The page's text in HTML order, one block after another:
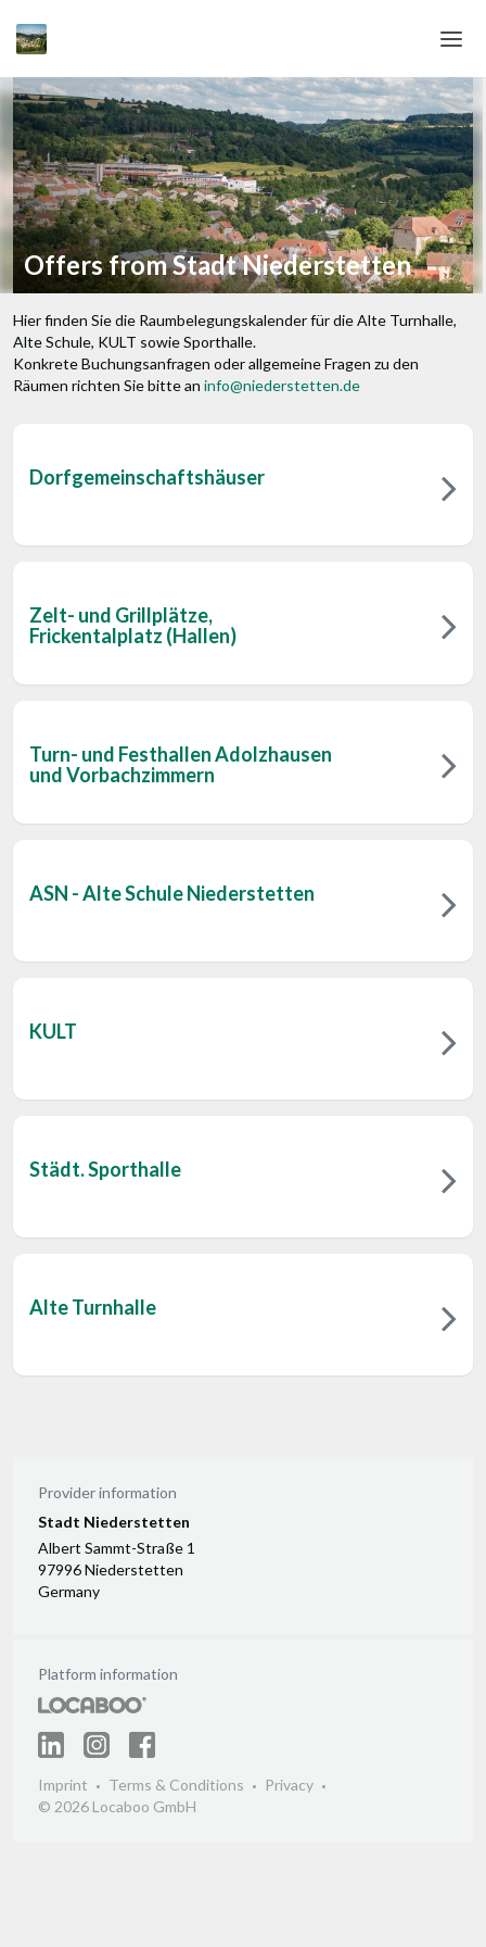
Home
Login
Language
Help & Info
Offers from Stadt Niederstetten
Hier finden Sie die Raumbelegungskalender für die Alte Turnhalle,
Alte Schule, KULT sowie Sporthalle.
Konkrete Buchungsanfragen oder allgemeine Fragen zu den
Räumen richten Sie bitte an info@niederstetten.de
Dorfgemeinschaftshäuser
Zelt- und Grillplätze,
Frickentalplatz (Hallen)
Turn- und Festhallen Adolzhausen
und Vorbachzimmern
ASN - Alte Schule Niederstetten
KULT
Städt. Sporthalle
Alte Turnhalle
Provider information
Stadt Niederstetten
Albert Sammt-Straße 1
97996 Niederstetten
Germany
Platform information
Imprint Terms & Conditions
Privacy
© 2026 Locaboo GmbH